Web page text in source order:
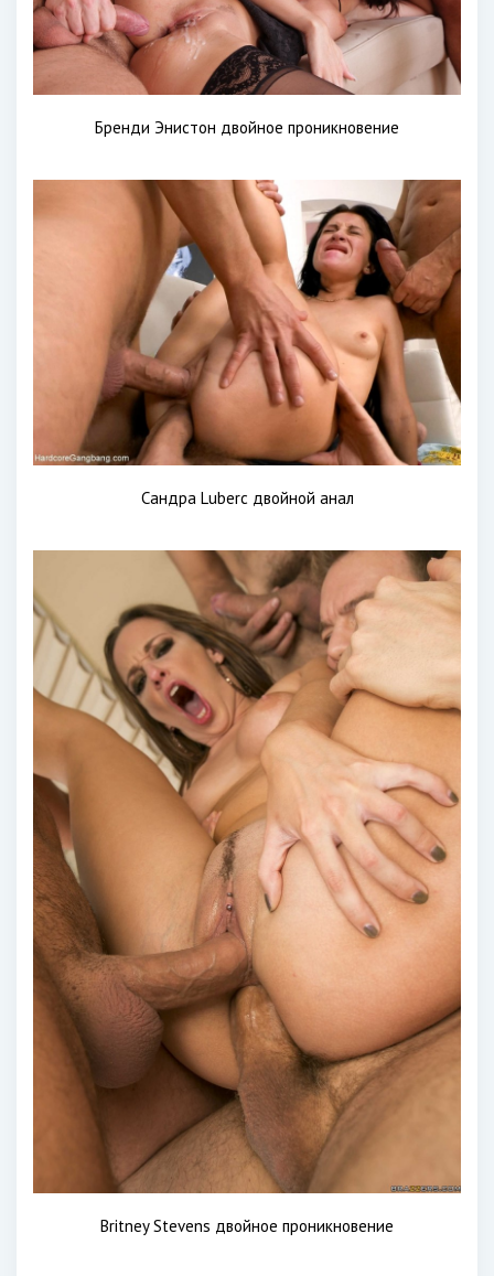
Бренди Энистон двойное проникновение
Сандра Luberc двойной анал
Britney Stevens двойное проникновение